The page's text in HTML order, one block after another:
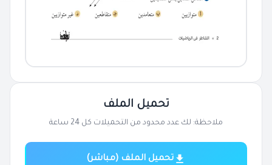
تحميل الملف
ملاحظة: لك عدد محدود من التحميلات كل 24 ساعة
تحميل الملف (مباشر)